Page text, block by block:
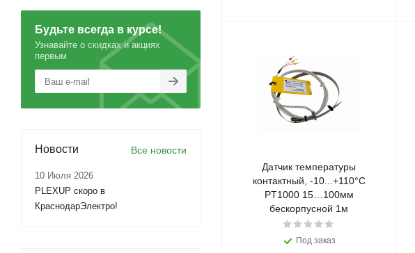
Датчик температуры
контактный, -10...+110°С
PT1000 15…100мм
бескорпусной 1м
Под заказ
Будьте всегда в курсе!
Узнавайте о скидках и акциях
первым
Новости Все новости
10 Июля 2026
PLEXUP скоро в
КраснодарЭлектро!